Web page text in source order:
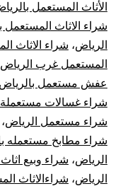
الأثاث المستعمل
شراء الاثاث المستعمل
الرياض، شراء الاثاث
المستعمل غرب الرياض
عفش مستعمل بالرياض
شراء غسالات مستعملة
شراء مستعمل الرياض،
شراء مطابخ مستعمله
الرياض، شراء وبيع
الرياض، شراءالاثاث